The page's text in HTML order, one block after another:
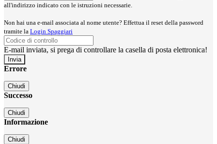
all'indirizzo indicato con le istruzioni necessarie.
Non hai una e-mail associata al nome utente? Effettua il reset della password
tramite la Login Spaggiari
E-mail inviata, si prega di controllare la casella di posta elettronica!
Errore
Chiudi
Successo
Chiudi
Informazione
Chiudi